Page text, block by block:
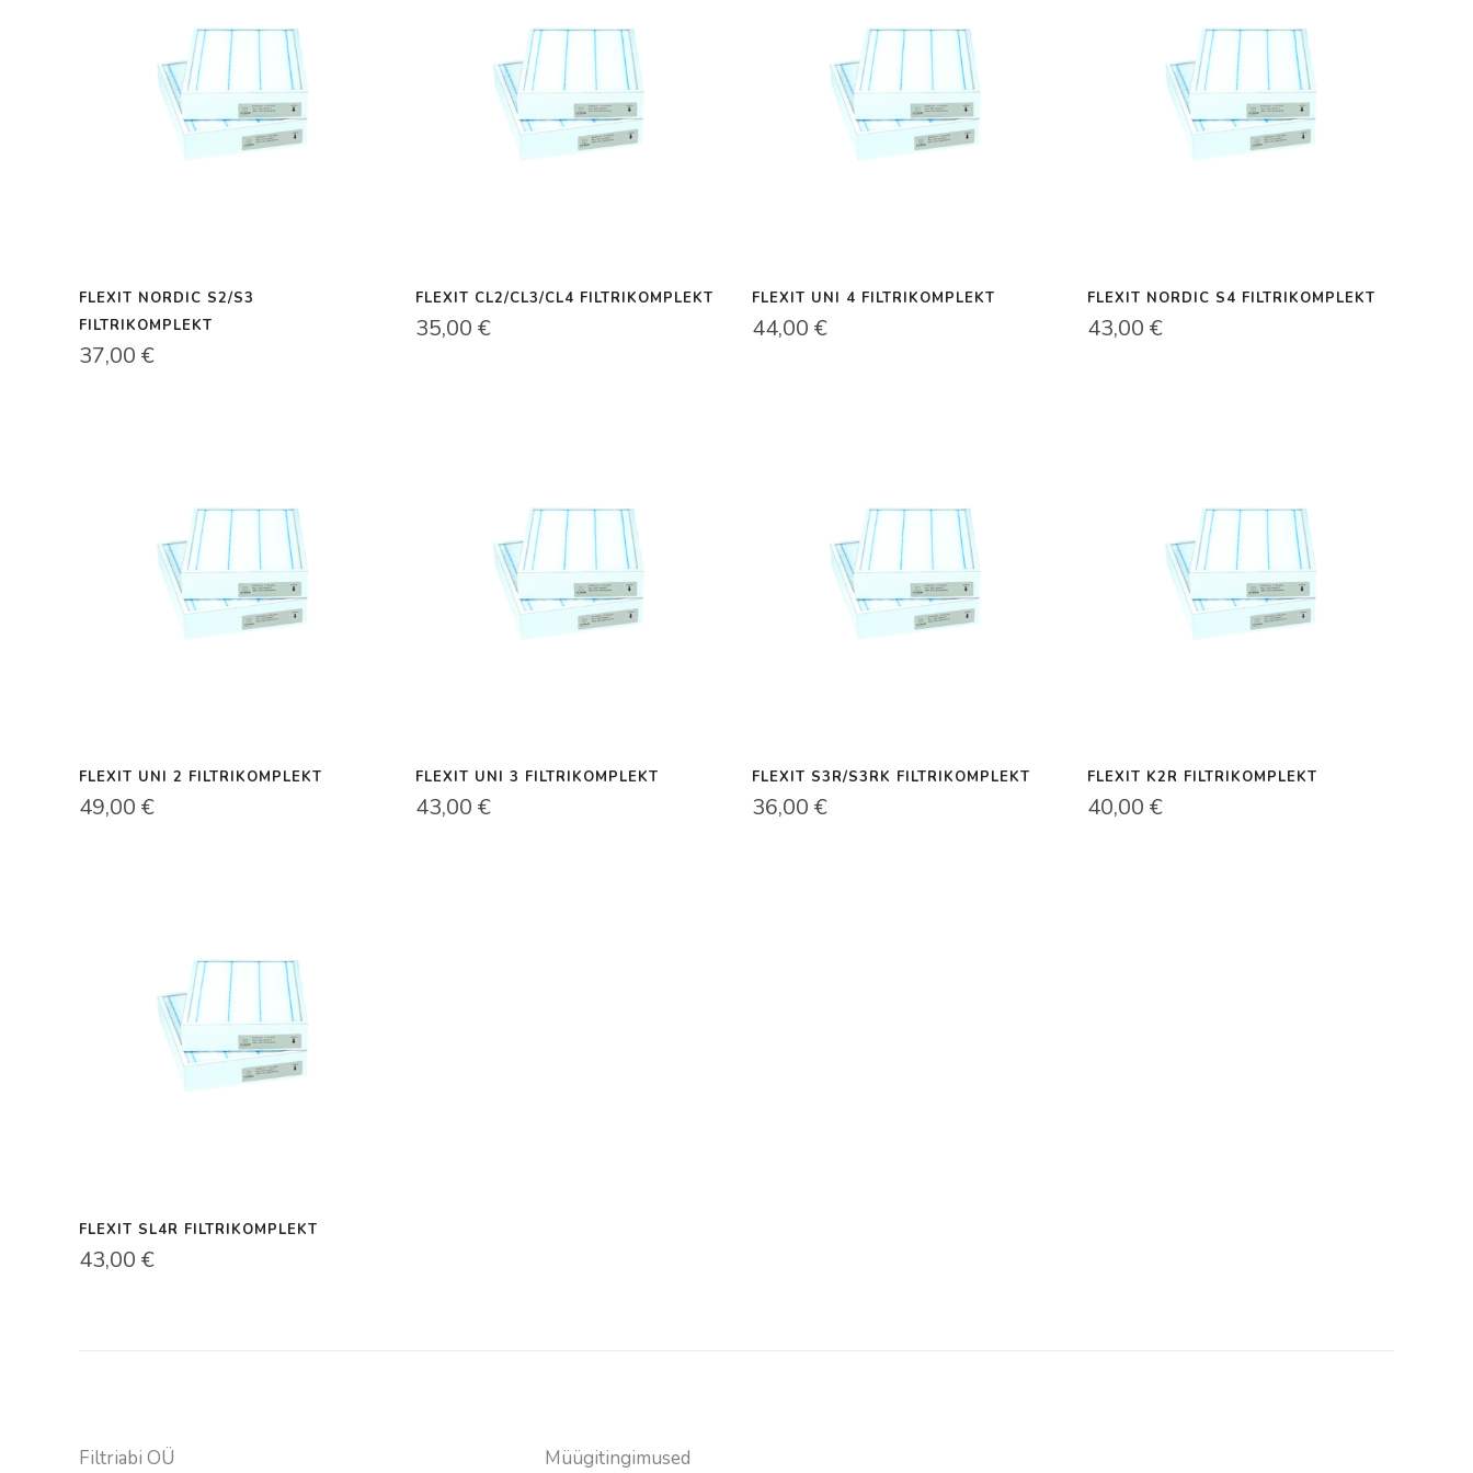
FLEXIT NORDIC S2/S3
FILTRIKOMPLEKT
37,00 €
FLEXIT CL2/CL3/CL4 FILTRIKOMPLEKT
35,00 €
FLEXIT UNI 4 FILTRIKOMPLEKT
44,00 €
FLEXIT NORDIC S4 FILTRIKOMPLEKT
43,00€
FLEXIT UNI 2 FILTRIKOMPLEKT
49,00 €
FLEXIT UNI 3 FILTRIKOMPLEKT
43,00 €
FLEXIT S3R/S3RK FILTRIKOMPLEKT
36,00 €
FLEXIT K2R FILTRIKOMPLEKT
40,00€
FLEXIT SL4R FILTRIKOMPLEKT
43,00 €
Filtriabi OÜ
Müügitingimused